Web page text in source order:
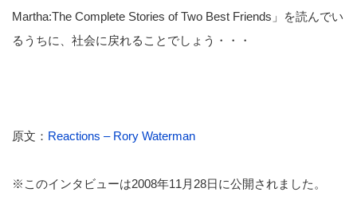
Martha:The Complete Stories of Two Best Friends」を読んでい
るうちに、社会に戻れることでしょう・・・
原文： Reactions – Rory Waterman
※このインタビューは2008年11月28日に公開されました。